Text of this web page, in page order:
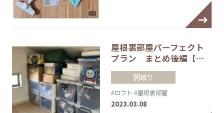
屋根裏部屋パーフェクト
プラン まとめ後編【…
間取り
#ロフト #屋根裏部屋
2023.03.08